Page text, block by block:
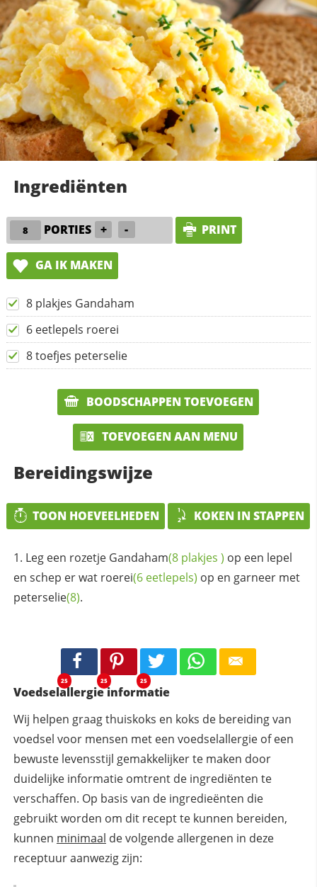
Ingrediënten
PORTIES + - PRINT
GA IK MAKEN
8 plakjes Gandaham
6 eetlepels roerei
8 toefjes peterselie
BOODSCHAPPEN TOEVOEGEN
TOEVOEGEN AAN MENU
Bereidingswijze
TOON HOEVEELHEDEN KOKEN IN STAPPEN
Leg een rozetje Gandaham(8 plakjes ) op een lepel
en schep er wat roerei(6 eetlepels) op en garneer met
peterselie(8).
25 25 25
Voedselallergie informatie
Wij helpen graag thuiskoks en koks de bereiding van
voedsel voor mensen met een voedselallergie of een
bewuste levensstijl gemakkelijker te maken door
duidelijke informatie omtrent de ingrediënten te
verschaffen. Op basis van de ingredieënten die
gebruikt worden om dit recept te kunnen bereiden,
kunnen minimaal de volgende allergenen in deze
receptuur aanwezig zijn: